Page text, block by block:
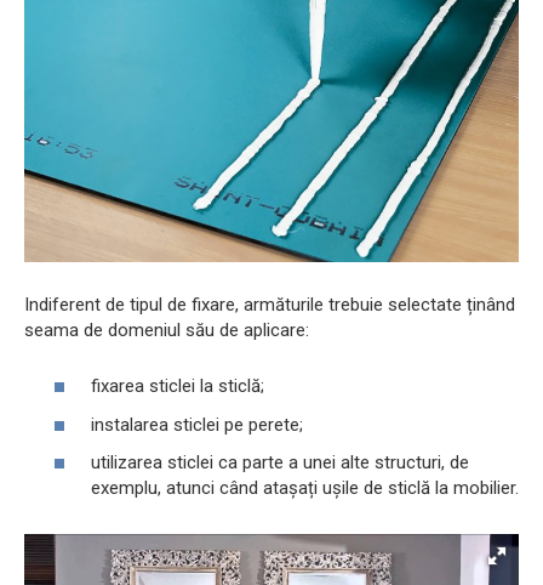
Indiferent de tipul de fixare, armăturile trebuie selectate ținând
seama de domeniul său de aplicare:
fixarea sticlei la sticlă;
instalarea sticlei pe perete;
utilizarea sticlei ca parte a unei alte structuri, de
exemplu, atunci când atașați ușile de sticlă la mobilier.